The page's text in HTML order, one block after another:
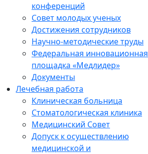
конференций
Совет молодых ученых
Достижения сотрудников
Научно-методические труды
Федеральная инновационная
площадка «Медлидер»
Документы
Лечебная работа
Клиническая больница
Стоматологическая клиника
Медицинский Совет
Допуск к осуществлению
медицинской и